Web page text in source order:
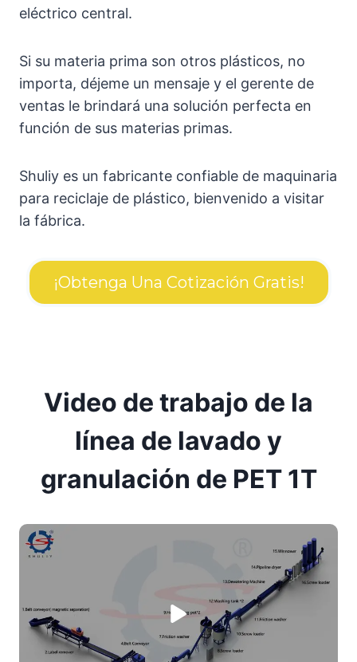
eléctrico central.
Si su materia prima son otros plásticos, no
importa, déjeme un mensaje y el gerente de
ventas le brindará una solución perfecta en
función de sus materias primas.
Shuliy es un fabricante confiable de maquinaria
para reciclaje de plástico, bienvenido a visitar
la fábrica.
¡Obtenga Una Cotización Gratis!
Video de trabajo de la
línea de lavado y
granulación de PET 1T